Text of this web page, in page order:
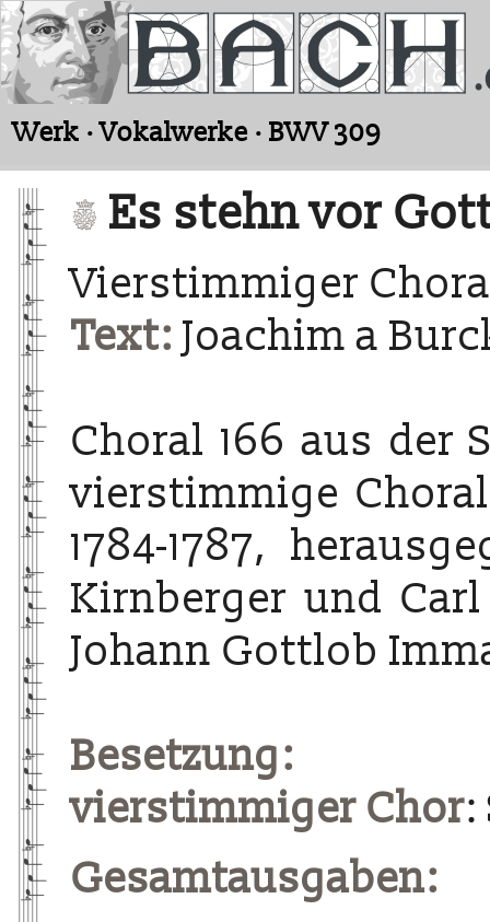
Werk · Vokalwerke · BWV 309
Es stehn vor
Vierstimmiger
Text: Joachim a
Choral 166 aus der
vierstimmige
1784-1787,
Kirnberger und
Johann Gottlob
Besetzung:
vierstimmiger Chor:
Gesamtausgaben: